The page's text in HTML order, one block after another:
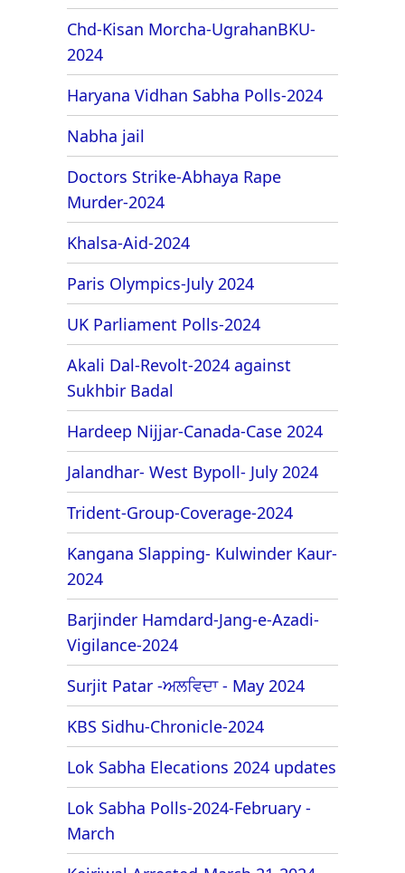
Chd-Kisan Morcha-UgrahanBKU-
2024
Haryana Vidhan Sabha Polls-2024
Nabha jail
Doctors Strike-Abhaya Rape
Murder-2024
Khalsa-Aid-2024
Paris Olympics-July 2024
UK Parliament Polls-2024
Akali Dal-Revolt-2024 against
Sukhbir Badal
Hardeep Nijjar-Canada-Case 2024
Jalandhar- West Bypoll- July 2024
Trident-Group-Coverage-2024
Kangana Slapping- Kulwinder Kaur-
2024
Barjinder Hamdard-Jang-e-Azadi-
Vigilance-2024
Surjit Patar -ਅਲਵਿਦਾ - May 2024
KBS Sidhu-Chronicle-2024
Lok Sabha Elecations 2024 updates
Lok Sabha Polls-2024-February -
March